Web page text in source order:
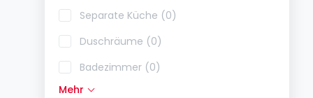
Separate Küche (0)
Duschräume (0)
Badezimmer (0)
Einbauküche (0)
Mehr